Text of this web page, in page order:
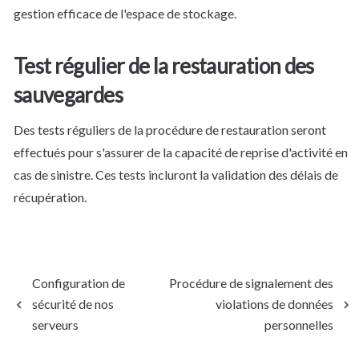
gestion efficace de l'espace de stockage.
Test régulier de la restauration des
sauvegardes
Des tests réguliers de la procédure de restauration seront
effectués pour s'assurer de la capacité de reprise d'activité en
cas de sinistre. Ces tests incluront la validation des délais de
récupération.
Configuration de
sécurité de nos
serveurs
Procédure de signalement des
violations de données
personnelles